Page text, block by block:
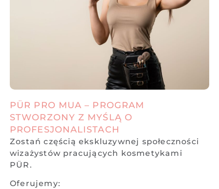
PÜR PRO MUA – PROGRAM
STWORZONY Z MYŚLĄ O
PROFESJONALISTACH
Zostań częścią ekskluzywnej społeczności
wizażystów pracujących kosmetykami
PÜR.
Oferujemy: